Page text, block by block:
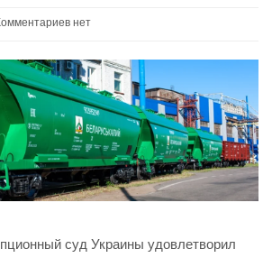
нет
суд Украины удовлетворил